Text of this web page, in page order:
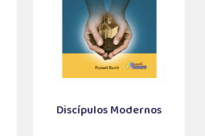
Discípulos Modernos